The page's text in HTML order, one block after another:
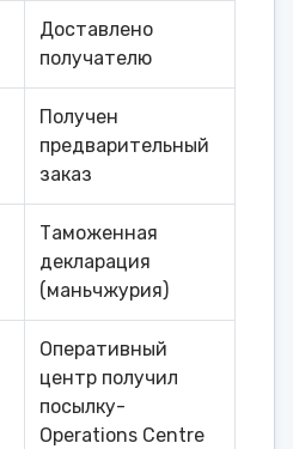
Доставлено
получателю
Получен
предварительный
заказ
Таможенная
декларация
(маньчжурия)
Оперативный
центр получил
посылку-
Operations Centre